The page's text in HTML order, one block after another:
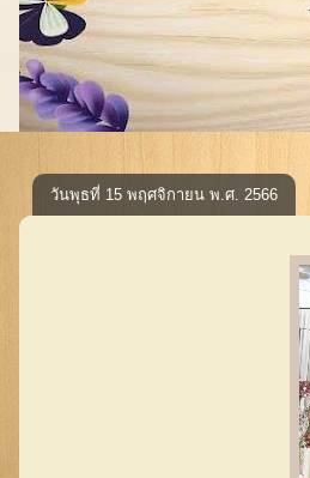
วันพุธที่ 15 พฤศจิกายน พ.ศ. 2566